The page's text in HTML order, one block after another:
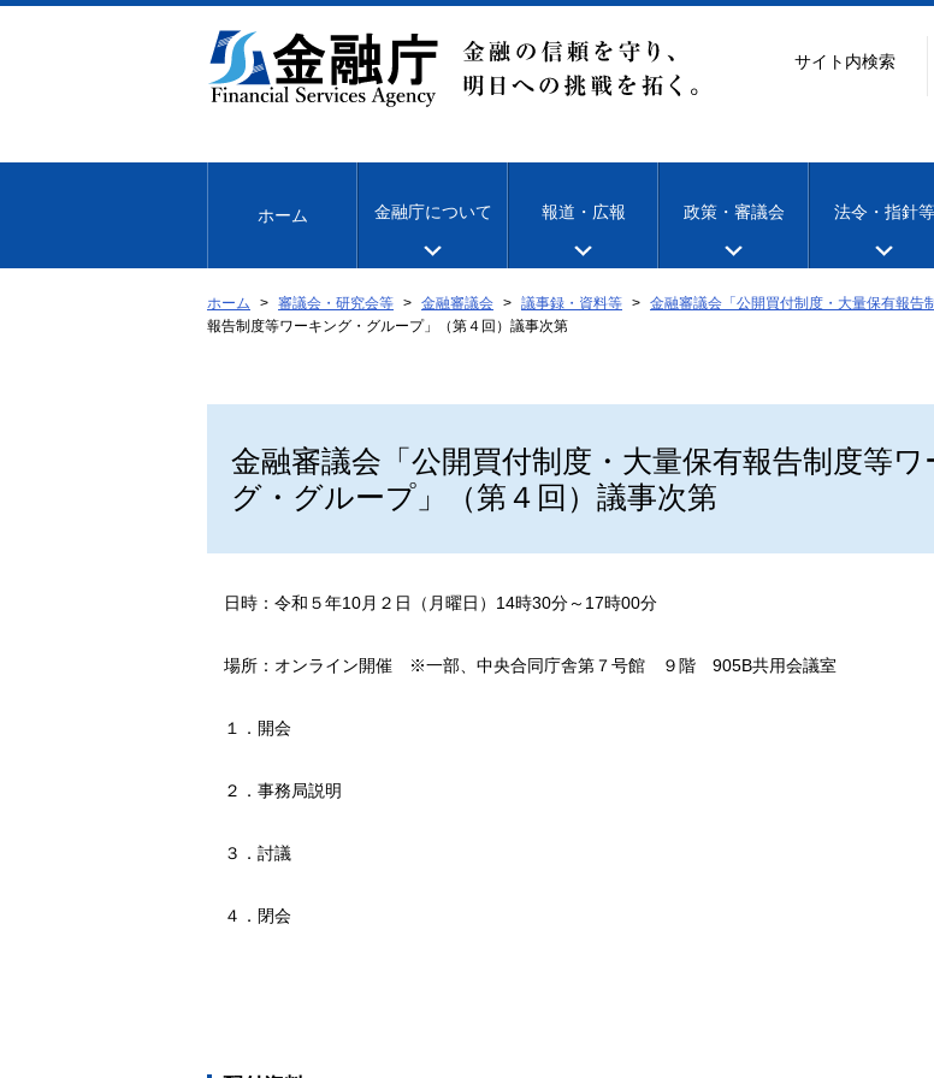
文
移
サイト内検索
ホーム 金融庁について 報道・広報 政策・審議会 法令・指針等
ホーム 審議会・研究会等 金融審議会 議事録・資料等 金融審議会「公開買付制度・大量保有報告
報告制度等ワーキング・グループ」（第４回）議事次第
金融審議会「公開買付制度・大量保有報告制度等ワ
グ・グループ」（第４回）議事次第
日時：令和５年10月２日（月曜日）14時30分～17時00分
場所：オンライン開催 ※一部、中央合同庁舎第７号館 ９階 905B共用会議室
１．開会
２．事務局説明
３．討議
４．閉会